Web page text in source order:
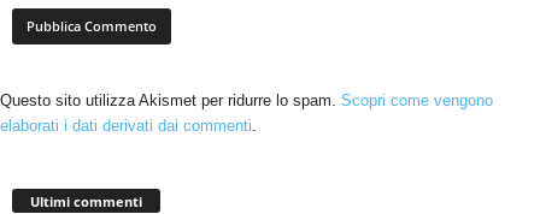
Questo sito utilizza Akismet per ridurre lo spam. Scopri come vengono
elaborati i dati derivati dai commenti.
Ultimi commenti